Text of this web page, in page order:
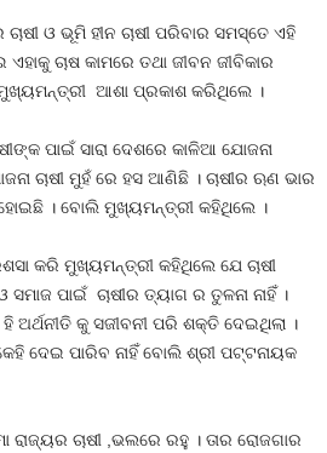
ଚାଷୀ ଓ ଭୂମି ହୀନ ଚାଷୀ ପରିବାର ସମସ୍ତେ ଏହି
ଚାଷ କାମରେ ତଥା ଜୀବନ ଜୀବିକାର
ଆଶା ପ୍ରକାଶ କରିଥିଲେ ।
ପାଇଁ ସାରା ଦେଶରେ କାଳିଆ ଯୋଜନା
ଚାଷୀ ମୁହଁ ରେ ହସ ଆଣିଛି । ଚାଷୀର ଋଣ ଭାର
। ବୋଲି ମୁଖ୍ୟମନ୍ତ୍ରୀ କହିଥିଲେ ।
କରି ମୁଖ୍ୟମନ୍ତ୍ରୀ କହିଥିଲେ ଯେ ଚାଷୀ
ପାଇଁ ଚାଷୀର ତ୍ୟାଗ ର ତୁଳନା ନାହିଁ ।
ଅର୍ଥନୀତି କୁ ସଜୀବନୀ ପରି ଶକ୍ତି ଦେଇଥିଲା ।
ଦେଇ ପାରିବ ନାହିଁ ବୋଲି ଶ୍ରୀ ପଟ୍ଟନାୟକ
ଚାଷୀ ,ଭଲରେ ରହୁ । ତାର ରୋଜଗାର